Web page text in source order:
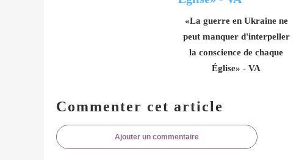
«La guerre en Ukraine ne
peut manquer d'interpeller
la conscience de chaque
Église» - VA
Commenter cet article
Ajouter un commentaire